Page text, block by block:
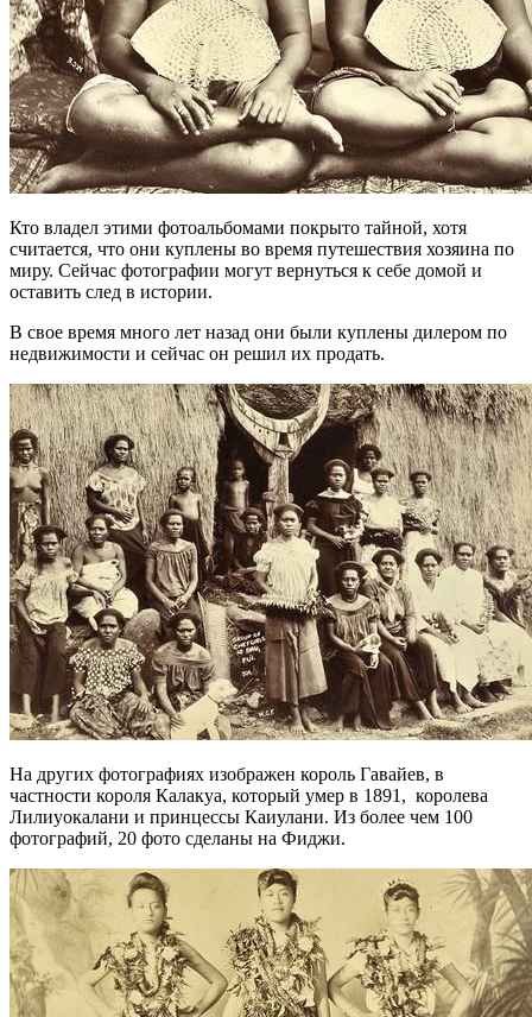
Кто владел этими фотоальбомами покрыто тайной, хотя
считается, что они куплены во время путешествия хозяина по
миру. Сейчас фотографии могут вернуться к себе домой и
оставить след в истории.
В свое время много лет назад они были куплены дилером по
недвижимости и сейчас он решил их продать.
На других фотографиях изображен король Гавайев, в
частности короля Калакуа, который умер в 1891, королева
Лилиуокалани и принцессы Каиулани. Из более чем 100
фотографий, 20 фото сделаны на Фиджи.